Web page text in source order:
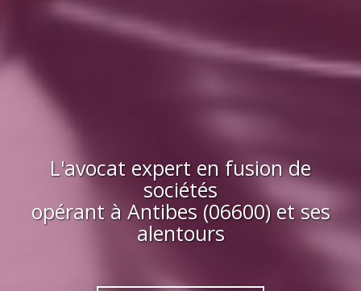
L'avocat expert en fusion de
sociétés
opérant à Antibes (06600)et ses
alentours